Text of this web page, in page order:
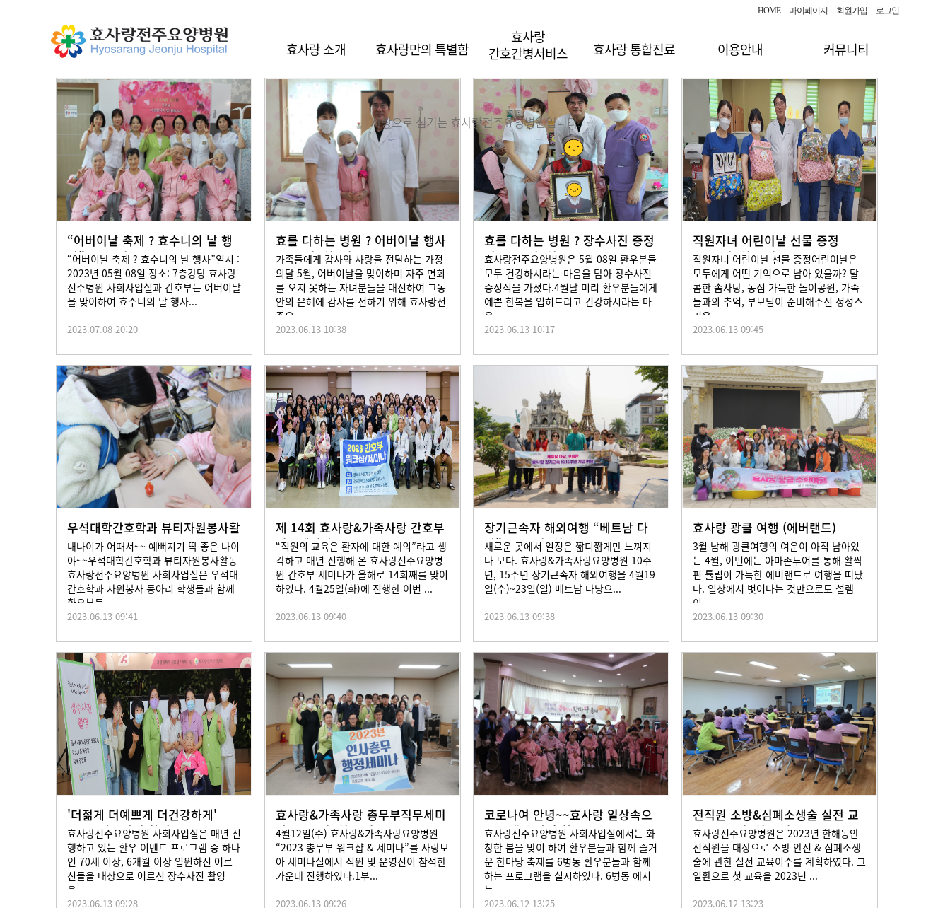
HOME 마이페이지 회원가입 로그인
효사랑 소개 효사랑만의 특별함
효사랑
간호간병서비스
효사랑 통합진료 이용안내 커뮤니티
사랑으로 섬기는 효사랑전주요양병원입니다.
“어버이날 축제 ? 효수니의 날 행
사” 2023년 05
“어버이날 축제 ? 효수니의 날 행사”일시 :
2023년 05월 08일 장소: 7층강당 효사랑
전주병원 사회사업실과 간호부는 어버이날
을 맞이하여 효수니의 날 행사...
2023.07.08 20:20
효를 다하는 병원 ? 어버이날 행사
2023년5월8일
가족들에게 감사와 사랑을 전달하는 가정
의달 5월, 어버이날을 맞이하며 자주 면회
를 오지 못하는 자녀분들을 대신하여 그동
안의 은혜에 감사를 전하기 위해 효사랑전
주요...
2023.06.13 10:38
효를 다하는 병원 ? 장수사진 증정
식 2023년5월8
효사랑전주요양병원은 5월 08일 환우분들
모두 건강하시라는 마음을 담아 장수사진
증정식을 가졌다.4월달 미리 환우분들에게
예쁜 한복을 입혀드리고 건강하시라는 마
음...
2023.06.13 10:17
직원자녀 어린이날 선물 증정
2023년5월03일
직원자녀 어린이날 선물 증정어린이날은
모두에게 어떤 기억으로 남아 있을까? 달
콤한 솜사탕, 동심 가득한 놀이공원, 가족
들과의 추억, 부모님이 준비해주신 정성스
러운...
2023.06.13 09:45
우석대학간호학과 뷰티자원봉사활
동
내나이가 어때서~~ 예뻐지기 딱 좋은 나이
야~~우석대학간호학과 뷰티자원봉사활동
효사랑전주요양병원 사회사업실은 우석대
간호학과 자원봉사 동아리 학생들과 함께
환우분들...
2023.06.13 09:41
제 14회 효사랑&가족사랑 간호부
직무세미나 2023
“직원의 교육은 환자에 대한 예의”라고 생
각하고 매년 진행해 온 효사랑전주요양병
원 간호부 세미나가 올해로 14회째를 맞이
하였다. 4월25일(화)에 진행한 이번 ...
2023.06.13 09:40
장기근속자 해외여행 “베트남 다
낭” 2023년4월19
새로운 곳에서 일정은 짧디짧게만 느껴지
나 보다. 효사랑&가족사랑요양병원 10주
년, 15주년 장기근속자 해외여행을 4월19
일(수)~23일(일) 베트남 다낭으...
2023.06.13 09:38
효사랑 광클 여행 (에버랜드)
3월 남해 광클여행의 여운이 아직 남아있
는 4월, 이번에는 아마존투어를 통해 활짝
핀 튤립이 가득한 에버랜드로 여행을 떠났
다. 일상에서 벗어나는 것만으로도 설렘
이...
2023.06.13 09:30
'더젊게 더예쁘게 더건강하게'
2023 장수사진 촬영
효사랑전주요양병원 사회사업실은 매년 진
행하고 있는 환우 이벤트 프로그램 중 하나
인 70세 이상, 6개월 이상 입원하신 어르
신들을 대상으로 어르신 장수사진 촬영
을...
2023.06.13 09:28
효사랑&가족사랑 총무부직무세미
나 2023년4월12일
4월12일(수) 효사랑&가족사랑요양병원
“2023 총무부 워크샵 & 세미나”를 사랑모
아 세미나실에서 직원 및 운영진이 참석한
가운데 진행하였다.1부...
2023.06.13 09:26
코로나여 안녕~~효사랑 일상속으
로~~ “봄 맞이 환우
효사랑전주요양병원 사회사업실에서는 화
창한 봄을 맞이 하여 환우분들과 함께 즐거
운 한마당 축제를 6병동 환우분들과 함께
하는 프로그램을 실시하였다. 6병동 에서
는...
2023.06.12 13:25
전직원 소방&심폐소생술 실전 교
육 2023년3월24일
효사랑전주요양병원은 2023년 한해동안
전직원을 대상으로 소방 안전 & 심폐소생
술에 관한 실전 교육이수를 계획하였다. 그
일환으로 첫 교육을 2023년 ...
2023.06.12 13:23